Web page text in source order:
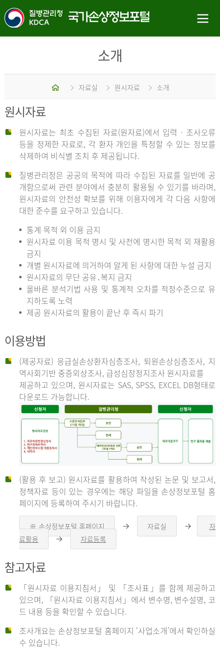
소개
홈 자료실 원시자료 소개
원시자료
원시자료는 최초 수집된 자료(원자료)에서 입력 · 조사오류
등을 정제한 자료로, 각 환자 개인을 특정할 수 있는 정보를
삭제하여 비식별 조치 후 제공됩니다.
질병관리청은 공공의 목적에 따라 수집된 자료를 일반에 공
개함으로써 관련 분야에서 충분히 활용될 수 있기를 바라며,
원시자료의 안전성 확보를 위해 이용자에게 각 다음 사항에
대한 준수를 요구하고 있습니다.
통계 목적 외 이용 금지
원시자료 이용 목적 명시 및 사전에 명시한 목적 외 재활용
금지
개별 원시자료에 의거하여 알게 된 사항에 대한 누설 금지
원시자료의 무단 공유․복지 금지
올바른 분석기법 사용 및 통계적 오차를 적정수준으로 유
지하도록 노력
제공 원시자료의 활용이 끝난 후 즉시 파기
이용방법
(제공자료) 응급실손상환자심층조사, 퇴원손상심층조사, 지
역사회기반 중증외상조사, 급성심장정지조사 원시자료를
제공하고 있으며, 원시자료는 SAS, SPSS, EXCEL DB형태로
다운로드 가능합니다.
신
청
자
신
청
자
는
1.
자
(활용 후 보고) 원시자료를 활용하여 작성된 논문 및 보고서,
정책자료 등이 있는 경우에는 해당 파일을 손상정보포털 홈
페이지에 등록하여 주시기 바랍니다.
※ 손상정보포털 홈페이지
른
자료실
른
자
료활용
른
자료등록
참고자료
「원시자료 이용지침서」 및 「조사표」를 함께 제공하고
있으며, 「원시자료 이용지침서」에서 변수명, 변수설명, 코
드 내용 등을 확인할 수 있습니다.
조사개요는 손상정보포털 홈페이지 ‘사업소개’에서 확인하실
수 있습니다.